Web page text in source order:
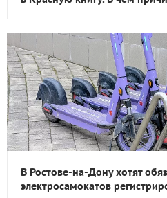
В Ростове-на-Дону хотят
электросамокатов